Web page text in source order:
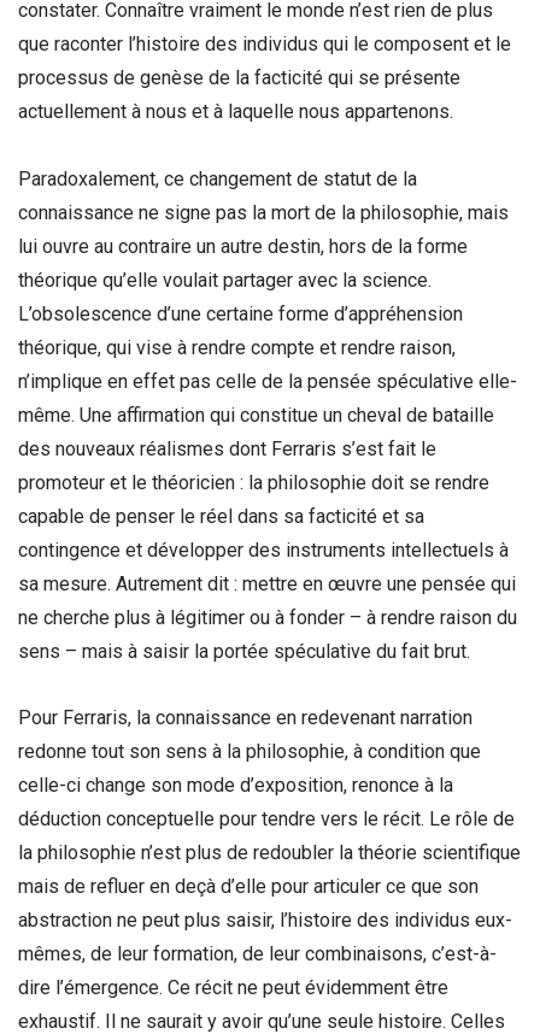
constater. Connaître vraiment le monde n’est rien de plus
que raconter l’histoire des individus qui le composent et le
processus de genèse de la facticité qui se présente
actuellement à nous et à laquelle nous appartenons.
Paradoxalement, ce changement de statut de la
connaissance ne signe pas la mort de la philosophie, mais
lui ouvre au contraire un autre destin, hors de la forme
théorique qu’elle voulait partager avec la science.
L’obsolescence d’une certaine forme d’appréhension
théorique, qui vise à rendre compte et rendre raison,
n’implique en effet pas celle de la pensée spéculative elle-
même. Une affirmation qui constitue un cheval de bataille
des nouveaux réalismes dont Ferraris s’est fait le
promoteur et le théoricien : la philosophie doit se rendre
capable de penser le réel dans sa facticité et sa
contingence et développer des instruments intellectuels à
sa mesure. Autrement dit : mettre en œuvre une pensée qui
ne cherche plus à légitimer ou à fonder – à rendre raison du
sens – mais à saisir la portée spéculative du fait brut.
Pour Ferraris, la connaissance en redevenant narration
redonne tout son sens à la philosophie, à condition que
celle-ci change son mode d’exposition, renonce à la
déduction conceptuelle pour tendre vers le récit. Le rôle de
la philosophie n’est plus de redoubler la théorie scientifique
mais de refluer en deçà d’elle pour articuler ce que son
abstraction ne peut plus saisir, l’histoire des individus eux-
mêmes, de leur formation, de leur combinaisons, c’est-à-
dire l’émergence. Ce récit ne peut évidemment être
exhaustif. Il ne saurait y avoir qu’une seule histoire. Celles